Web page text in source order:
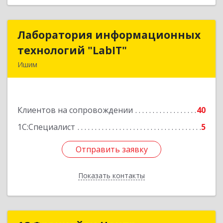
Лаборатория информационных
технологий "LabIT"
Ишим
Клиентов на сопровождении
40
1С:Специалист
5
Отправить заявку
Показать контакты
Лаборатория информационных
технологий "LabIT"
Подробнее
Отправить заявку
Назад